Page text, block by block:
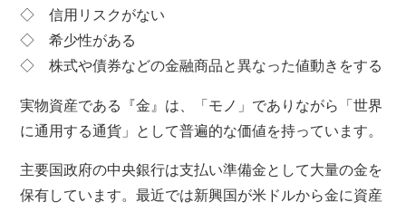
◇ 信用リスクがない
◇ 希少性がある
◇ 株式や債券などの金融商品と異なった値動きをする
実物資産である『金』は、「モノ」でありながら「世界
に通用する通貨」として普遍的な価値を持っています。
主要国政府の中央銀行は支払い準備金として大量の金を
保有しています。最近では新興国が米ドルから金に資産